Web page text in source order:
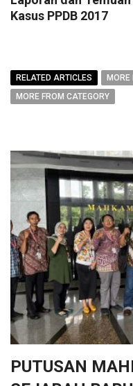
Kasus PPDB 2017
RELATED ARTICLES
MORE
MORE FROM CATEGORY
PUTUSAN